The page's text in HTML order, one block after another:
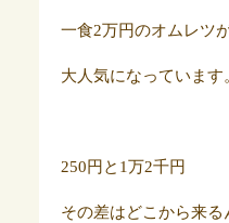
一食2万円のオムレツ
大人気になっています
250円と1万2千円
その差はどこから来る